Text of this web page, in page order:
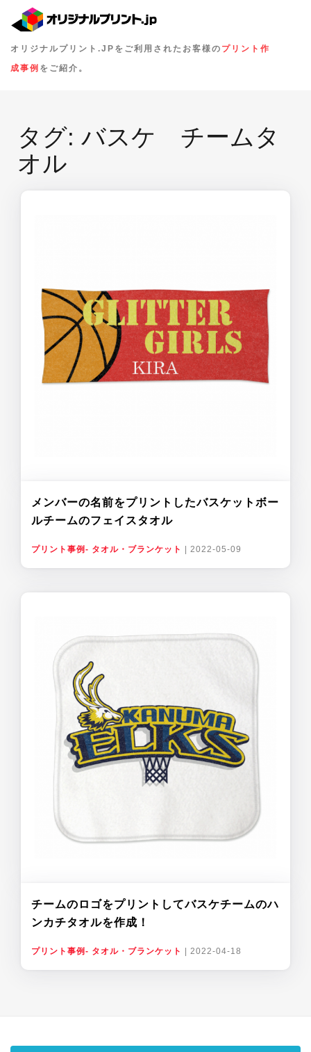
オリジナルプリント.JPをご利用されたお客様の プリント作
成事例 をご紹介。
タグ: バスケ チームタ
オル
メンバーの名前をプリントしたバスケットボー
ルチームのフェイスタオル
プリント事例- タオル・ブランケット 2022-05-09
チームのロゴをプリントしてバスケチームのハ
ンカチタオルを作成！
プリント事例- タオル・ブランケット 2022-04-18